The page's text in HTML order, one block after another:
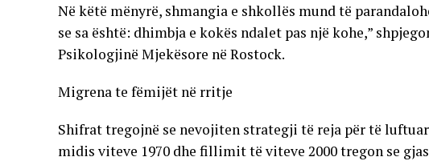
Në këtë mënyrë, shmangia e shkollës mund të
se sa është: dhimbja e kokës ndalet pas një kohe,”
Psikologjinë Mjekësore në Rostock.
Migrena te fëmijët në rritje
Shifrat tregojnë se nevojiten strategji të reja për të
midis viteve 1970 dhe fillimit të viteve 2000 tregon se